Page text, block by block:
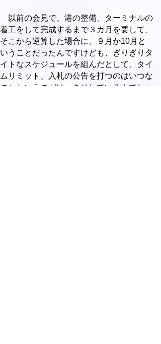
以前の会見で、港の整備、ターミナルの
着工をして完成するまで３カ月を要して、
そこから逆算した場合に、９月か10月と
いうことだったんですけども、ぎりぎりタ
イトなスケジュールを組んだとして、タイ
ムリミット、入札の公告を打つのはいつな
のかというのがはっきりしているんでしょ